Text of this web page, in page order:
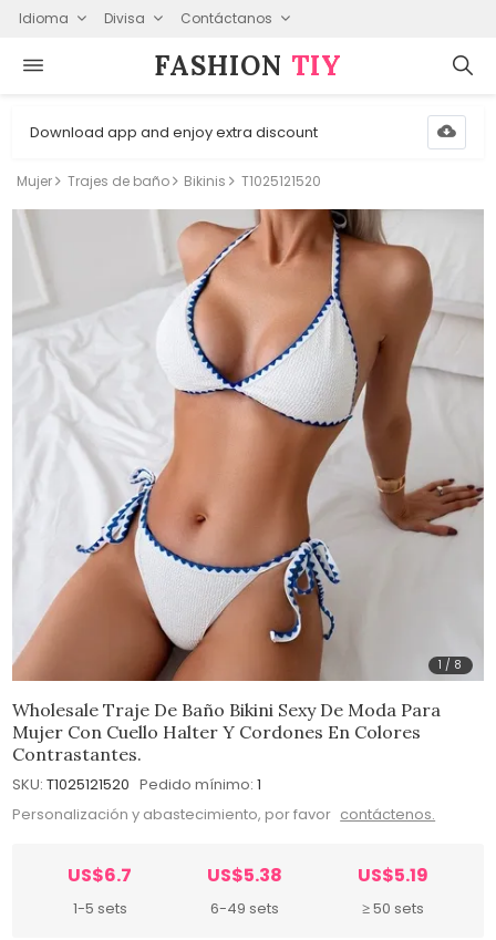
Idioma Divisa Contáctanos
FASHION⁠ TIY
Download app and enjoy extra discount
Mujer Trajes de baño Bikinis T1025121520
1 / 8
Wholesale Traje De Baño Bikini Sexy De Moda Para
Mujer Con Cuello Halter Y Cordones En Colores
Contrastantes.
SKU: T1025121520 Pedido mínimo: 1
Personalización y abastecimiento, por favor contáctenos.
US$6.7
1-5 sets
US$5.38
6-49 sets
US$5.19
≥ 50 sets